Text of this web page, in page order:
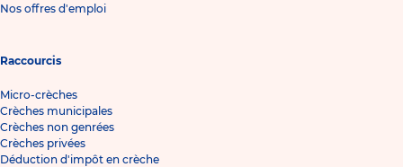
Nos offres d'emploi
Raccourcis
Micro-crèches
Crèches municipales
Crèches non genrées
Crèches privées
Déduction d'impôt en crèche